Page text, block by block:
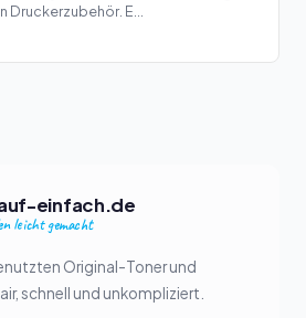
Druckerzubehör. E...
einfach.de
leicht gemacht
Original-Toner und
schnell und unkompliziert.